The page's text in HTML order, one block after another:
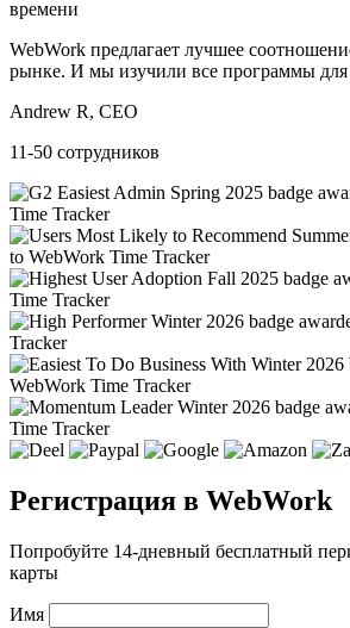
времени
WebWork предлагает лучшее
рынке. И мы изучили все программы для
Andrew R, CEO
11-50 сотрудников
Регистрация в WebWork
Попробуйте 14-дневный бесплатный
карты
Имя